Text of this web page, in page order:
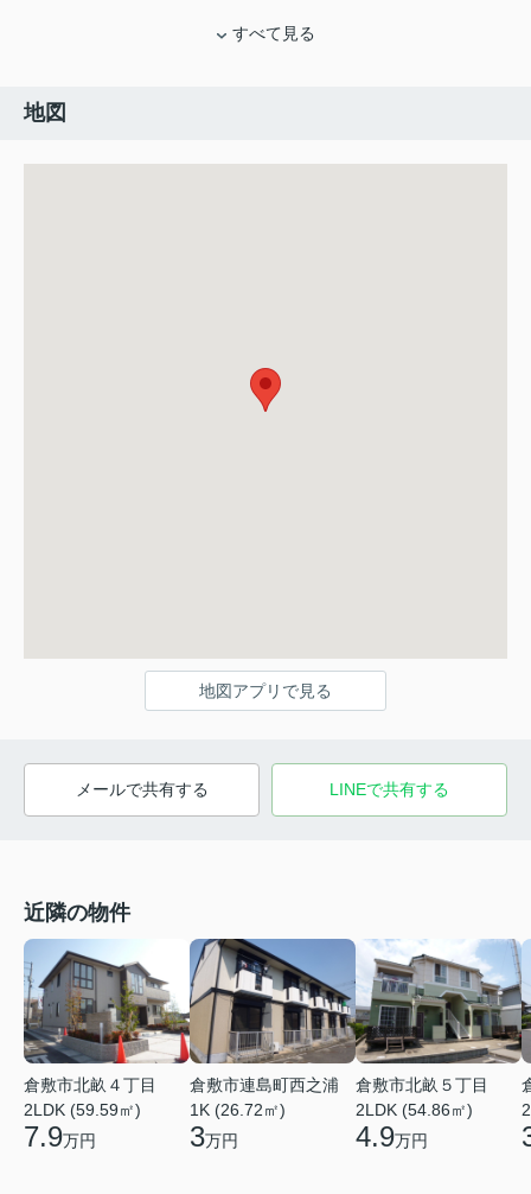
すべて見る
地図
地図アプリで見る
メールで共有する LINEで共有する
近隣の物件
倉敷市北畝４丁目
2LDK (59.59㎡)
7.9万円
倉敷市連島町西之浦
1K (26.72㎡)
3万円
倉敷市北畝５丁目
2LDK (54.86㎡)
4.9万円